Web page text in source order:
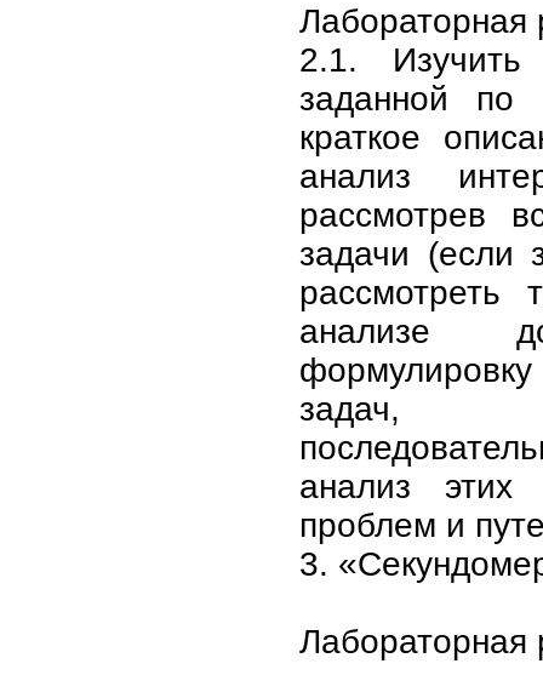
2.1. Изучить
заданной по
краткое
анализ
рассмотрев
задачи (если
рассмотреть
анализе
задач,
анализ этих
проблем и
3.